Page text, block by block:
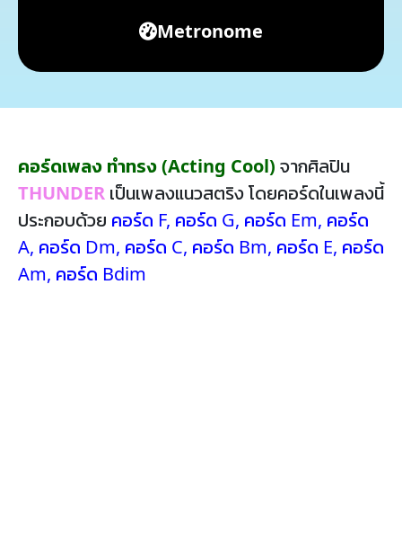
Metronome
คอร์ดเพลง ทำทรง (Acting Cool) จากศิลปิน
THUNDER เป็นเพลงแนวสตริง โดยคอร์ดในเพลงนี้
ประกอบด้วย คอร์ด F, คอร์ด G, คอร์ด Em, คอร์ด
A, คอร์ด Dm, คอร์ด C, คอร์ด Bm, คอร์ด E, คอร์ด
Am, คอร์ด Bdim